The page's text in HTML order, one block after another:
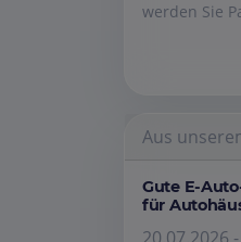
werden Sie
Aus
Gute E-
für